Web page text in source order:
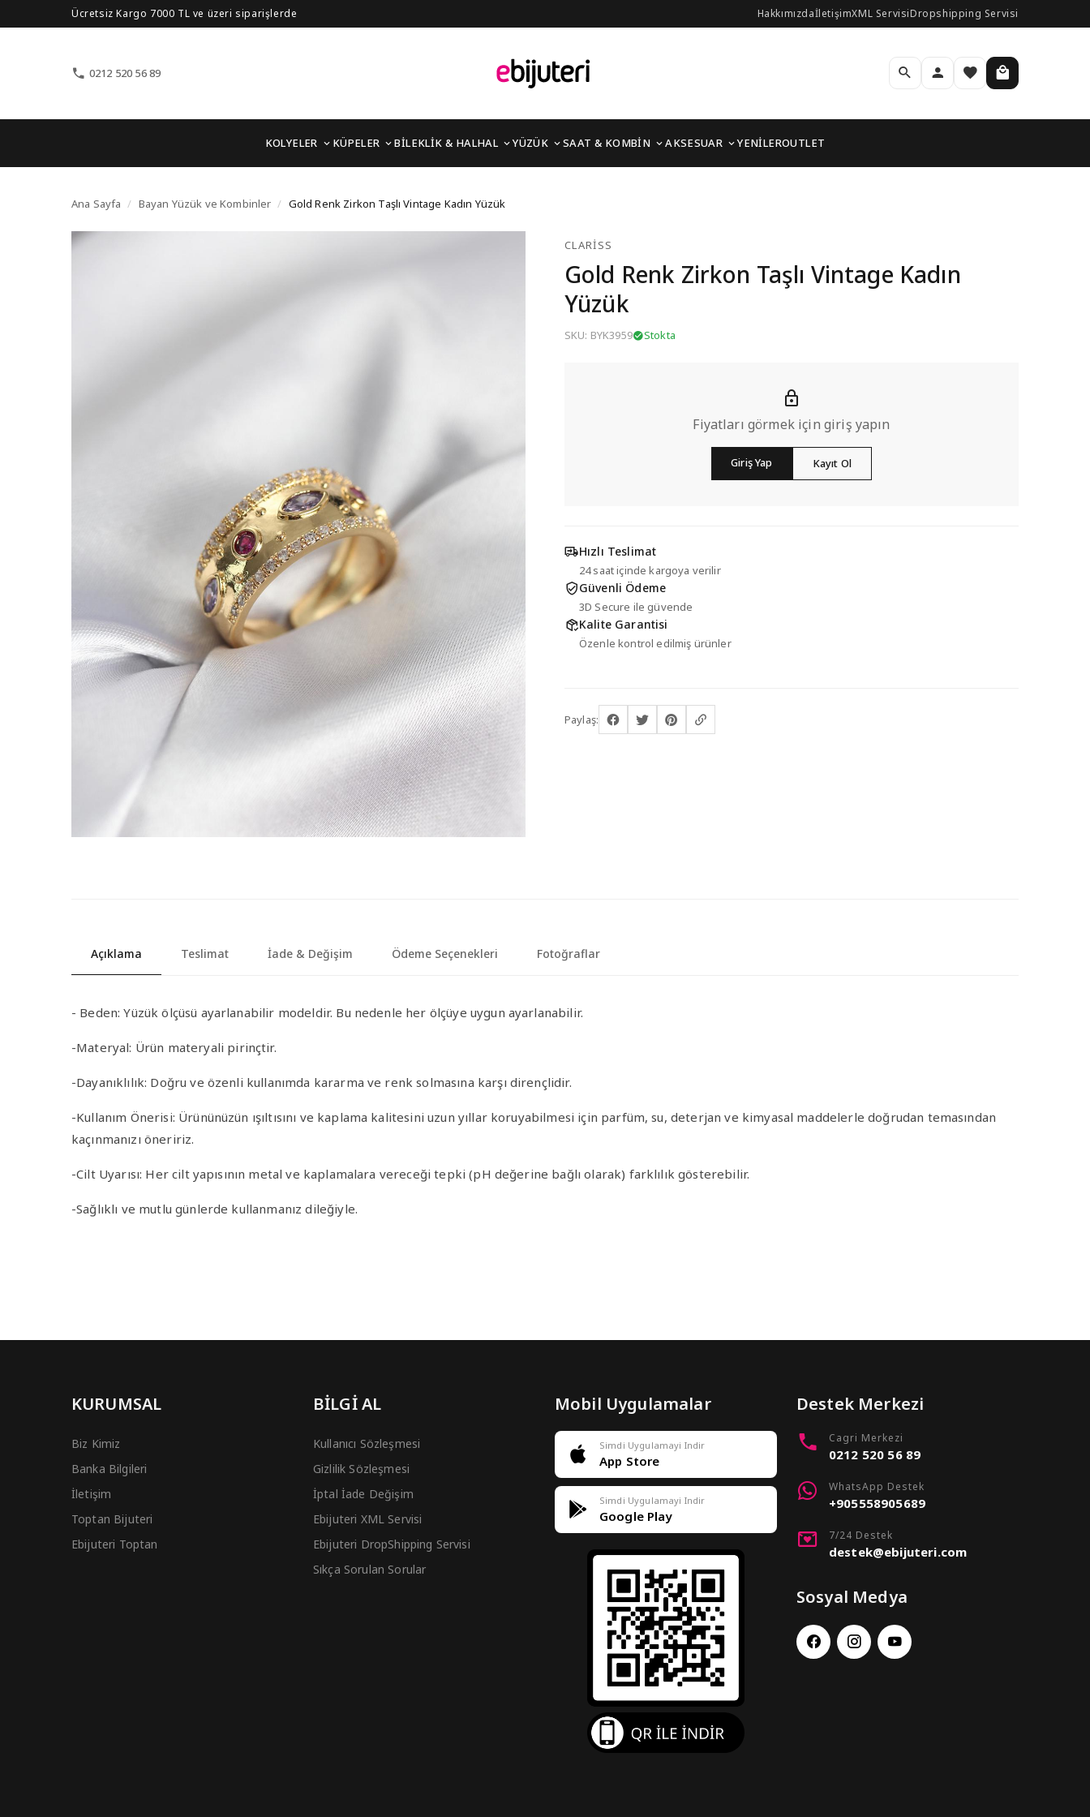
Ücretsiz Kargo 7000 TL ve üzeri siparişlerde HakkımızdaİletişimXML ServisiDropshipping Servisi
0212 520 56 89
KOLYELER KÜPELER BİLEKLİK & HALHAL YÜZÜK SAAT & KOMBİN AKSESUAR YENİLEROUTLET
Gold Renk Zirkon Taşlı Vintage Kadın Yüzük
Ana Sayfa / Bayan Yüzük ve Kombinler / Gold Renk Zirkon Taşlı Vintage Kadın Yüzük
CLARISS
Gold Renk Zirkon Taşlı Vintage Kadın
Yüzük
SKU: BYK3959 Stokta
Fiyatları görmek için giriş yapın
Giriş Yap Kayıt Ol
Hızlı Teslimat
24 saat içinde kargoya verilir
Güvenli Ödeme
3D Secure ile güvende
Kalite Garantisi
Özenle kontrol edilmiş ürünler
Paylaş:
Açıklama Teslimat İade & Değişim Ödeme Seçenekleri Fotoğraflar
- Beden:Yüzük ölçüsü ayarlanabilir modeldir. Bu nedenle her ölçüye uygun ayarlanabilir.
-Materyal: Ürün materyali pirinçtir.
-Dayanıklılık: Doğru ve özenli kullanımda kararma ve renk solmasına karşı dirençlidir.
-Kullanım Önerisi: Ürününüzün ışıltısını ve kaplama kalitesini uzun yıllar koruyabilmesi için parfüm, su, deterjan ve kimyasal maddelerle doğrudan temasından
kaçınmanızı öneririz.
-Cilt Uyarısı: Her cilt yapısının metal ve kaplamalara vereceği tepki (pH değerine bağlı olarak) farklılık gösterebilir.
-Sağlıklı ve mutlu günlerde kullanmanız dileğiyle.
KURUMSAL
Biz Kimiz
Banka Bilgileri
İletişim
Toptan Bijuteri
Ebijuteri Toptan
BİLGİ AL
Kullanıcı Sözleşmesi
Gizlilik Sözleşmesi
İptal İade Değişim
Ebijuteri XML Servisi
Ebijuteri DropShipping Servisi
Sıkça Sorulan Sorular
Mobil Uygulamalar
Simdi Uygulamayi Indir
App Store
Simdi Uygulamayi Indir
Google Play
Destek Merkezi
Cagri Merkezi
0212 520 56 89
WhatsApp Destek
+905558905689
7/24 Destek
destek@ebijuteri.com
Sosyal Medya